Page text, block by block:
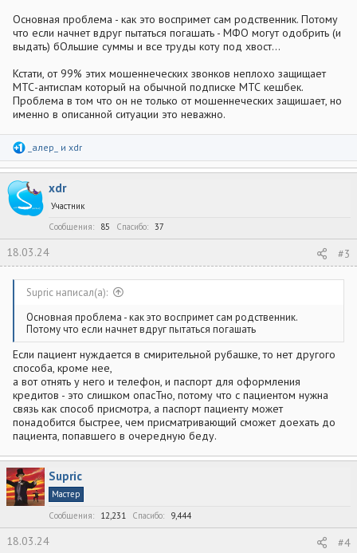
Основная проблема - как это воспримет сам родственник. Потому
что если начнет вдруг пытаться погашать - МФО могут одобрить (и
выдать) бОльшие суммы и все труды коту под хвост...
Кстати, от 99% этих мошеннеческих звонков неплохо защищает
МТС-антиспам который на обычной подписке МТС кешбек.
Проблема в том что он не только от мошеннеческих защишает, но
именно в описанной ситуации это неважно.
е
а
к
ц
и
и
_алер_ и xdr
xdr
Участник
Сообщения
85 Спасибо 37
18.03.24 #3
Supric написал(а):
Основная проблема - как это воспримет сам родственник.
Потому что если начнет вдруг пытаться погашать
Если пациент нуждается в смирительной рубашке, то нет другого
способа, кроме нее,
а вот отнять у него и телефон, и паспорт для оформления
кредитов - это слишком опасТно, потому что с пациентом нужна
связь как способ присмотра, а паспорт пациенту может
понадобится быстрее, чем присматривающий сможет доехать до
пациента, попавшего в очередную беду.
Supric
Мастер
Сообщения
12,231 Спасибо 9,444
18.03.24 #4